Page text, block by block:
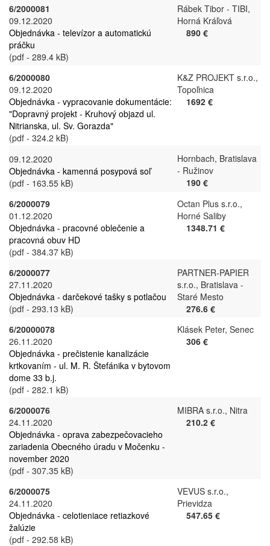
6/2000081
09.12.2020
Objednávka - televízor a automatickú
práčku
(pdf - 289.4 kB)
Rábek Tibor - TIBI,
Horná Kráľová
890 €
6/2000080
09.12.2020
Objednávka - vypracovanie dokumentácie:
"Dopravný projekt - Kruhový objazd ul.
Nitrianska, ul. Sv. Gorazda"
(pdf - 324.2 kB)
K&Z PROJEKT s.r.o.,
Topoľnica
1692 €
09.12.2020
Objednávka - kamenná posypová soľ
(pdf - 163.55 kB)
Hornbach, Bratislava
- Ružinov
190 €
6/2000079
01.12.2020
Objednávka - pracovné oblečenie a
pracovná obuv HD
(pdf - 384.37 kB)
Octan Plus s.r.o.,
Horné Saliby
1348.71 €
6/2000077
27.11.2020
Objednávka - darčekové tašky s potlačou
(pdf - 293.13 kB)
PARTNER-PAPIER
s.r.o., Bratislava -
Staré Mesto
276.6 €
6/20000078
26.11.2020
Objednávka - prečistenie kanalizácie
krtkovaním - ul. M. R. Štefánika v bytovom
dome 33 b.j.
(pdf - 282.1 kB)
Klásek Peter, Senec
306 €
6/2000076
24.11.2020
Objednávka - oprava zabezpečovacieho
zariadenia Obecného úradu v Močenku -
november 2020
(pdf - 307.35 kB)
MIBRA s.r.o., Nitra
210.2 €
6/2000075
24.11.2020
Objednávka - celotieniace retiazkové
žalúzie
(pdf - 292.58 kB)
VEVUS s.r.o.,
Prievidza
547.65 €